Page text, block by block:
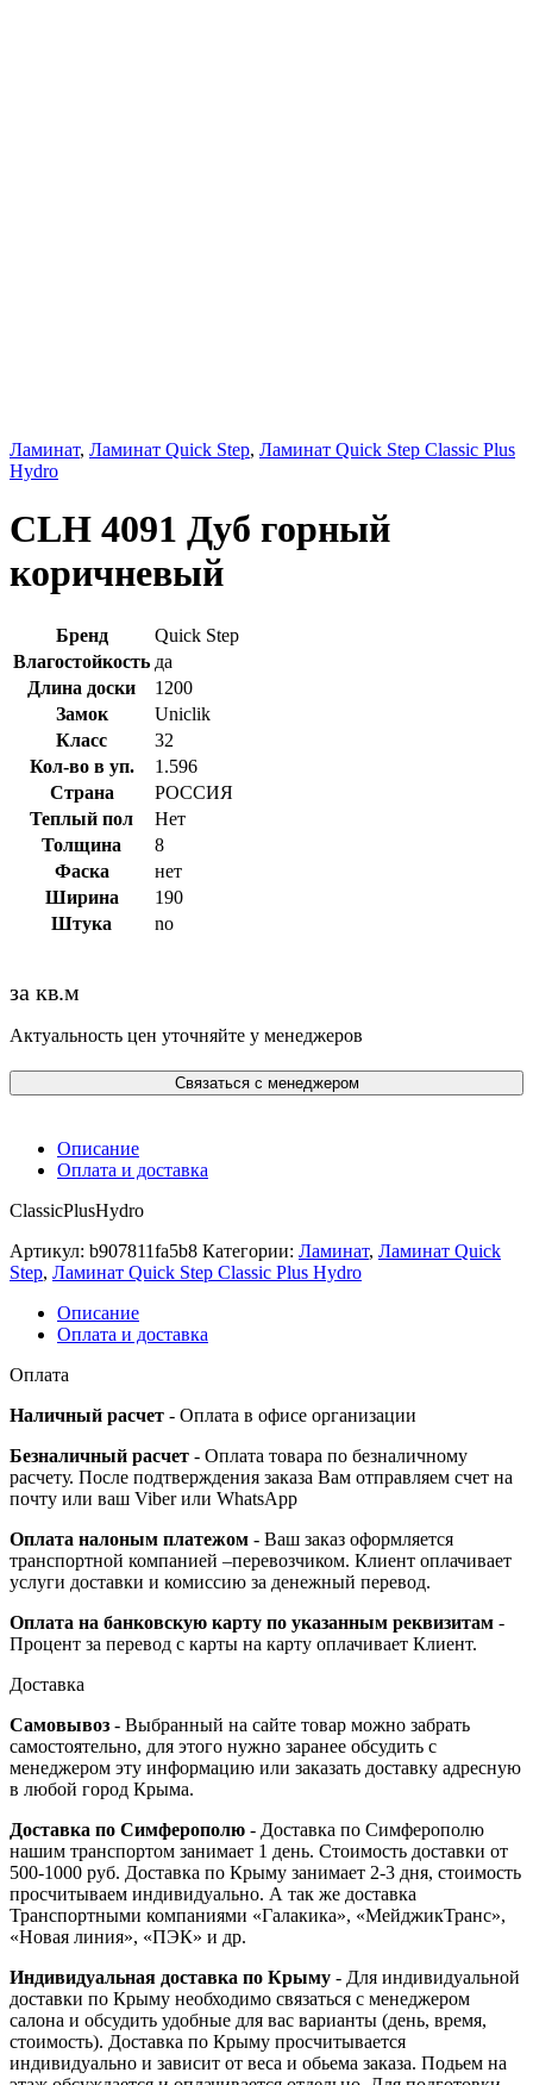
Ламинат, Ламинат Quick Step, Ламинат Quick Step Classic Plus
Hydro
CLH 4091 Дуб горный
коричневый
Бренд
Quick Step
Влагостойкость да
Длина доски
1200
Замок
Uniclik
Класс
32
Кол-во в уп.
1.596
Страна
РОССИЯ
Теплый пол
Нет
Толщина
8
Фаска
нет
Ширина
190
Штука
no
за кв.м
Актуальность цен уточняйте у менеджеров
Связаться с менеджером
Описание
Оплата и доставка
ClassicPlusHydro
Артикул: b907811fa5b8 Категории: Ламинат, Ламинат Quick
Step, Ламинат Quick Step Classic Plus Hydro
Описание
Оплата и доставка
Оплата
Наличный расчет - Оплата в офисе организации
Безналичный расчет - Оплата товара по безналичному
расчету. После подтверждения заказа Вам отправляем счет на
почту или ваш Viber или WhatsApp
Оплата налоным платежом - Ваш заказ оформляется
транспортной компанией –перевозчиком. Клиент оплачивает
услуги доставки и комиссию за денежный перевод.
Оплата на банковскую карту по указанным реквизитам -
Процент за перевод с карты на карту оплачивает Клиент.
Доставка
Самовывоз - Выбранный на сайте товар можно забрать
самостоятельно, для этого нужно заранее обсудить с
менеджером эту информацию или заказать доставку адресную
в любой город Крыма.
Доставка по Симферополю - Доставка по Симферополю
нашим транспортом занимает 1 день. Стоимость доставки от
500-1000 руб. Доставка по Крыму занимает 2-3 дня, стоимость
просчитываем индивидуально. А так же доставка
Транспортными компаниями «Галакика», «МейджикТранс»,
«Новая линия», «ПЭК» и др.
Индивидуальная доставка по Крыму - Для индивидуальной
доставки по Крыму необходимо связаться с менеджером
салона и обсудить удобные для вас варианты (день, время,
стоимость). Доставка по Крыму просчитывается
индивидуально и зависит от веса и обьема заказа. Подьем на